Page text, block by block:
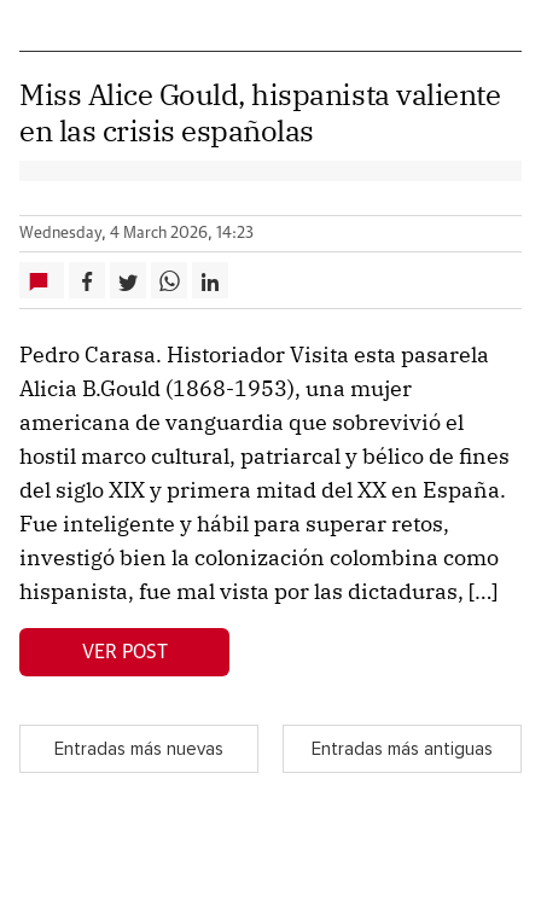
Miss Alice Gould, hispanista valiente
en las crisis españolas
Wednesday, 4 March 2026, 14:23
Pedro Carasa. Historiador Visita esta pasarela
Alicia B.Gould (1868-1953), una mujer
americana de vanguardia que sobrevivió el
hostil marco cultural, patriarcal y bélico de fines
del siglo XIX y primera mitad del XX en España.
Fue inteligente y hábil para superar retos,
investigó bien la colonización colombina como
hispanista, fue mal vista por las dictaduras, […]
VER POST
Entradas más nuevas Entradas más antiguas